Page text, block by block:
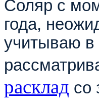
Соляр с
года,
учитываю в
расклад со